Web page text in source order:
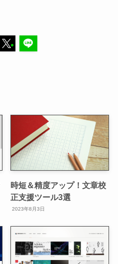
時短＆精度アップ！文章校
正支援ツール3選
2023年8月3日